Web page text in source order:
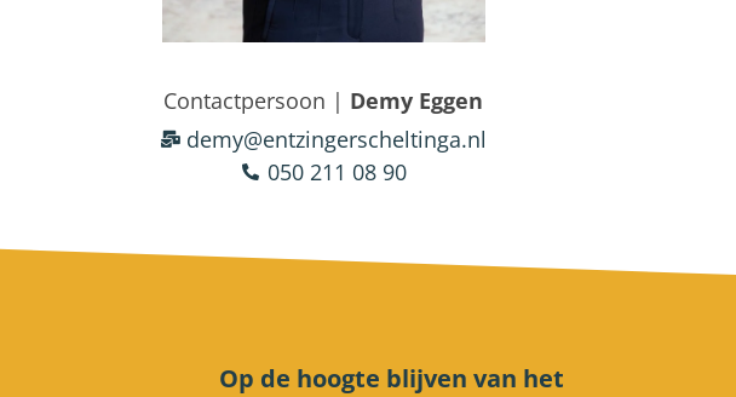
Contactpersoon | Demy Eggen
demy@entzingerscheltinga.nl
050 211 08 90
Op de hoogte blijven van het